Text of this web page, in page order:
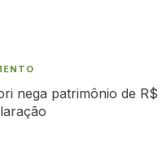
nega patrimônio de